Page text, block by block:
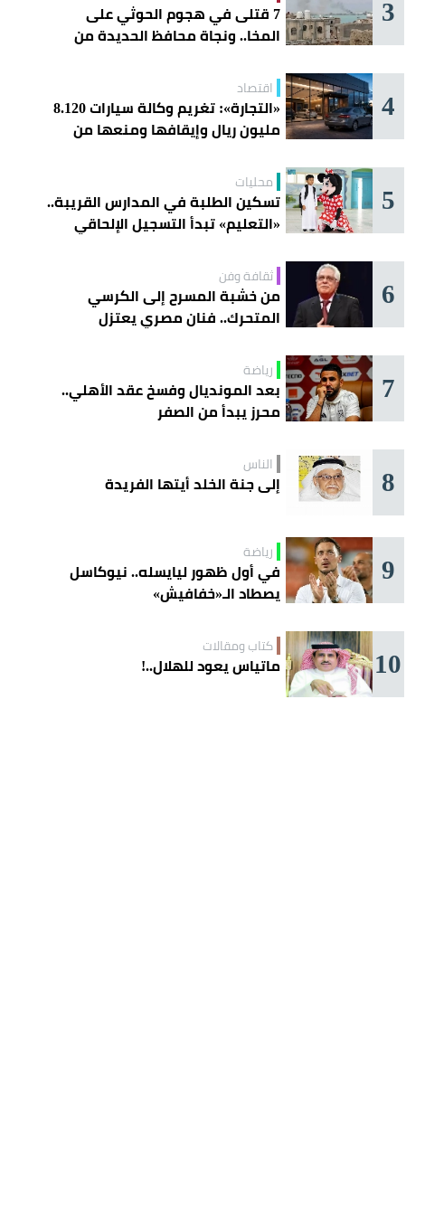
3
7 قتلى في هجوم الحوثي على
المخا.. ونجاة محافظ الحديدة من
4 اقتصاد
«التجارة»: تغريم وكالة سيارات 8.120
مليون ريال وإيقافها ومنعها من
5 محليات
تسكين الطلبة في المدارس القريبة..
«التعليم» تبدأ التسجيل الإلحاقي
6 ثقافة وفن
من خشبة المسرح إلى الكرسي
المتحرك.. فنان مصري يعتزل
7 رياضة
بعد المونديال وفسخ عقد الأهلي..
محرز يبدأ من الصفر
8 الناس
إلى جنة الخلد أيتها الفريدة
9 رياضة
في أول ظهور ليايسله.. نيوكاسل
يصطاد الـ«خفافيش»
10 كتاب ومقالات
ماتياس يعود للهلال..!